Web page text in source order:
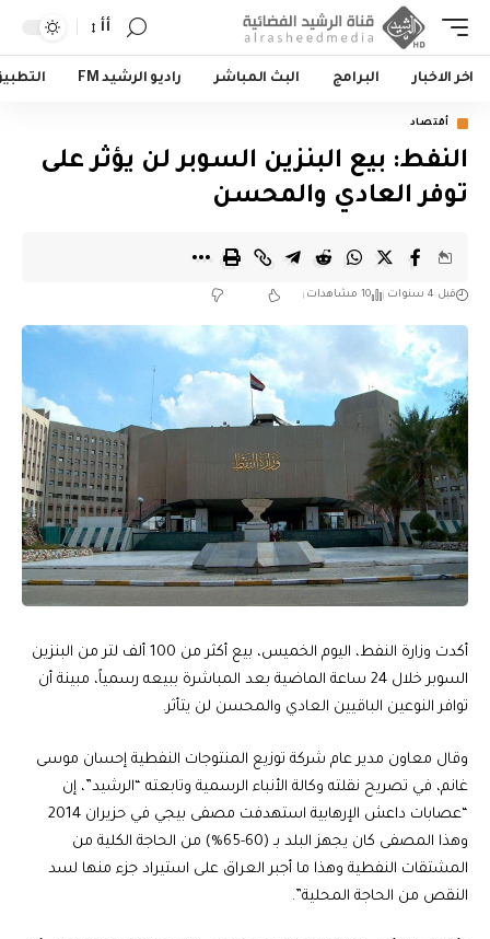
أأ
اخر الاخبار البرامج البث المباشر راديو الرشيد FM
أقتصاد
النفط: بيع البنزين السوبر لن يؤثر على
توفر العادي والمحسن
قبل 4 سنوات 10 مشاهدات
أكدت وزارة النفط، اليوم الخميس، بيع أكثر من 100 ألف لتر من البنزين
السوبر خلال 24 ساعة الماضية بعد المباشرة ببيعه رسمياً، مبينة أن
توافر النوعين الباقيين العادي والمحسن لن يتأثر.
وقال معاون مدير عام شركة توزيع المنتوجات النفطية إحسان موسى
غانم، في تصريح نقلته وكالة الأنباء الرسمية وتابعته “الرشيد”، إن
“عصابات داعش الإرهابية استهدفت مصفى بيجي في حزيران 2014
وهذا المصفى كان يجهز البلد بـ (60-65%) من الحاجة الكلية من
المشتقات النفطية وهذا ما أجبر العراق على استيراد جزء منها لسد
النقص من الحاجة المحلية”.